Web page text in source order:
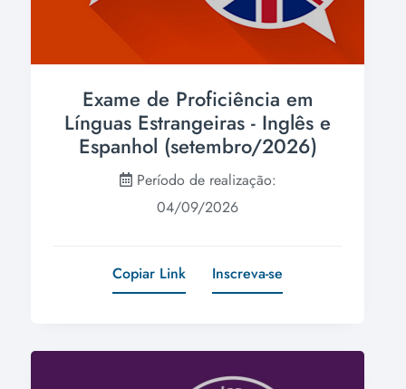
Exame de Proficiência em
Línguas Estrangeiras - Inglês e
Espanhol (setembro/2026)
Período de realização:
04/09/2026
Copiar Link Inscreva-se